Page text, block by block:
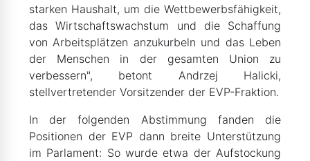
starken Haushalt, um die Wettbewerbsfähigkeit,
das Wirtschaftswachstum und die Schaffung
von Arbeitsplätzen anzukurbeln und das Leben
der Menschen in der gesamten Union zu
verbessern", betont Andrzej Halicki,
stellvertretender Vorsitzender der EVP-Fraktion.
In der folgenden Abstimmung fanden die
Positionen der EVP dann breite Unterstützung
im Parlament: So wurde etwa der Aufstockung